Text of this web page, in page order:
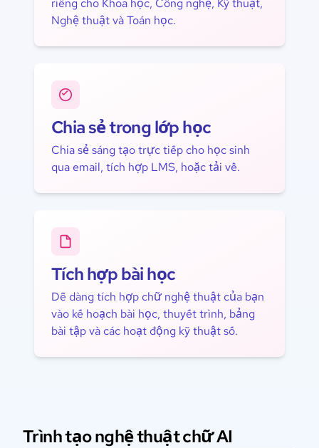
riêng cho Khoa học, Công nghệ, Kỹ thuật,
Nghệ thuật và Toán học.
Chia sẻ trong lớp học
Chia sẻ sáng tạo trực tiếp cho học sinh
qua email, tích hợp LMS, hoặc tải về.
Tích hợp bài học
Dễ dàng tích hợp chữ nghệ thuật của bạn
vào kế hoạch bài học, thuyết trình, bảng
bài tập và các hoạt động kỹ thuật số.
Trình tạo nghệ thuật chữ AI